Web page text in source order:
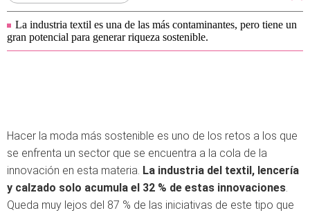
La industria textil es una de las más contaminantes, pero tiene un
gran potencial para generar riqueza sostenible.
Hacer la moda más sostenible es uno de los retos a los que
se enfrenta un sector que se encuentra a la cola de la
innovación en esta materia. La industria del textil, lencería
y calzado solo acumula el 32 % de estas innovaciones.
Queda muy lejos del 87 % de las iniciativas de este tipo que